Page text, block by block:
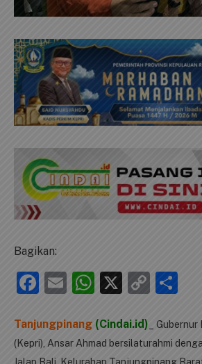
Bagikan:
Facebook
EmailWhatsApp
X
Copy
Tanjungpinang (Cindai.id) _
(Kepri), Ansar Ahmad bersilaturahmi